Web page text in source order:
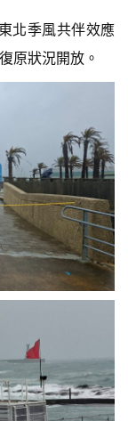
北季風共伴效應
原狀況開放。